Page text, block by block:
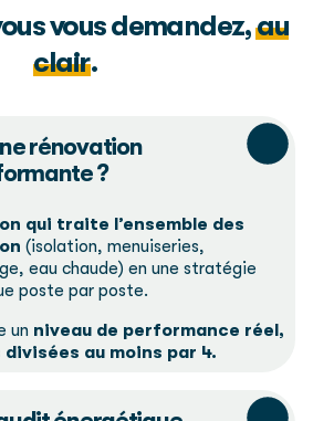
vous demandez,au
clair.
rénovation
?
qui traite l’ensemble des
(isolation, menuiseries,
eau chaude) en une stratégie
poste par poste.
un niveau de performance réel,
au moins par 4.